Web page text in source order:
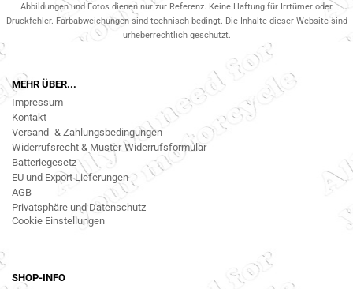
Abbildungen und Fotos dienen nur zur Referenz. Keine Haftung für Irrtümer oder
Druckfehler. Farbabweichungen sind technisch bedingt. Die Inhalte dieser Website sind
urheberrechtlich geschützt.
MEHR ÜBER...
Impressum
Kontakt
Versand- & Zahlungsbedingungen
Widerrufsrecht & Muster-Widerrufsformular
Batteriegesetz
EU und Export Lieferungen
AGB
Privatsphäre und Datenschutz
Cookie Einstellungen
SHOP-INFO